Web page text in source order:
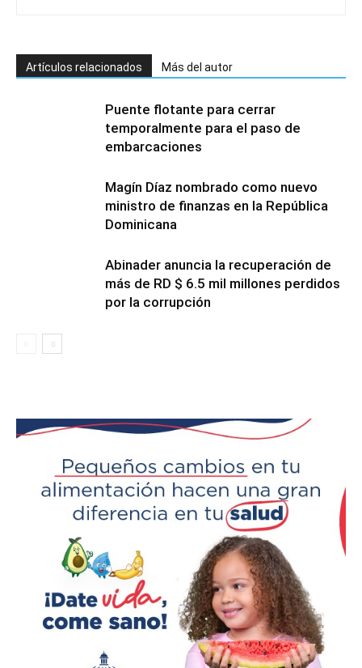
Artículos relacionados Más del autor
Puente flotante para cerrar
temporalmente para el paso de
embarcaciones
Magín Díaz nombrado como nuevo
ministro de finanzas en la República
Dominicana
Abinader anuncia la recuperación de
más de RD $ 6.5 mil millones perdidos
por la corrupción